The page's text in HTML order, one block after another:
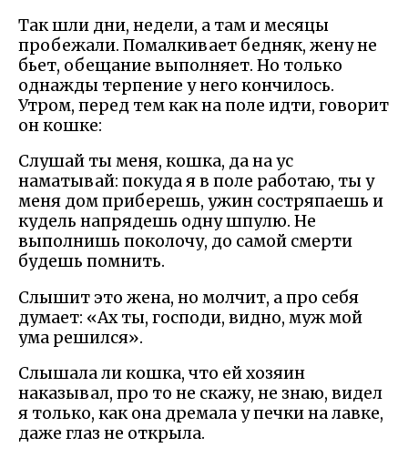
Так шли дни, недели, а там и месяцы
пробежали. Помалкивает бедняк, жену не
бьет, обещание выполняет. Но только
однажды терпение у него кончилось.
Утром, перед тем как на поле идти, говорит
он кошке:
Слушай ты меня, кошка, да на ус
наматывай: покуда я в поле работаю, ты у
меня дом приберешь, ужин состряпаешь и
кудель напрядешь одну шпулю. Не
выполнишь поколочу, до самой смерти
будешь помнить.
Слышит это жена, но молчит, а про себя
думает: «Ах ты, господи, видно, муж мой
ума решился».
Слышала ли кошка, что ей хозяин
наказывал, про то не скажу, не знаю, видел
я только, как она дремала у печки на лавке,
даже глаз не открыла.